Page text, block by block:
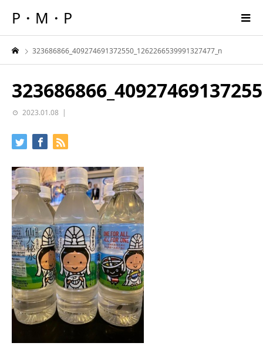
P・M・P
323686866_409274691372550_1262266539991327477_n
2023.01.08